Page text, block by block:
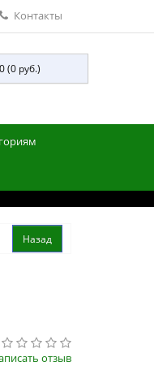
Контакты
(0 руб.)
отзыв